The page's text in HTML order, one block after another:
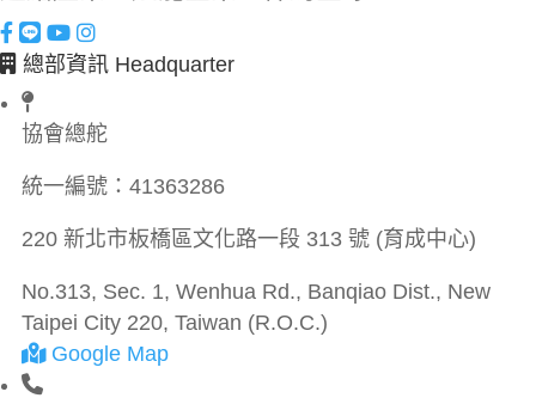
總部資訊 Headquarter
協會總舵
統一編號： 41363286
220 新北市板橋區文化路一段 313 號 (育成中心)
No.313, Sec. 1, Wenhua Rd., Banqiao Dist., New
Taipei City 220, Taiwan (R.O.C.)
Google Map